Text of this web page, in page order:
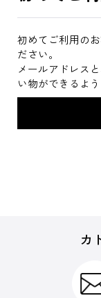
初めてご利用の
ださい。
メールアドレス
い物ができるよう
カ